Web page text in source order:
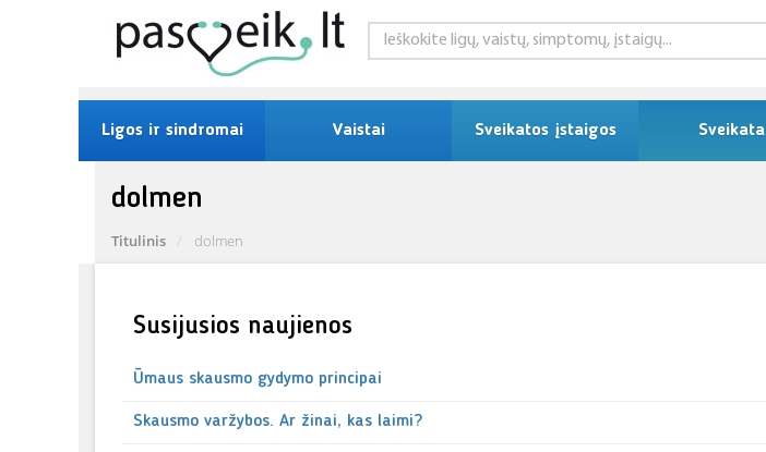
Ligos ir sindromai Vaistai Sveikatos įstaigos Sveikata
dolmen
Titulinis dolmen
Susijusios naujienos
Ūmaus skausmo gydymo principai
Skausmo varžybos. Ar žinai, kas laimi?